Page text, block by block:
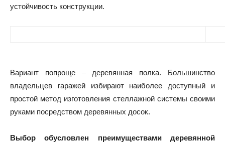
устойчивость конструкции.
Вариант попроще – деревянная полка. Большинство
владельцев гаражей избирают наиболее доступный и
простой метод изготовления стеллажной системы своими
руками посредством деревянных досок.
Выбор обусловлен преимуществами деревянной